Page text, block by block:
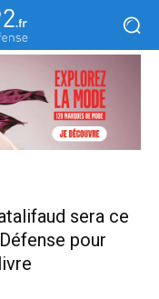
sera ce
pour